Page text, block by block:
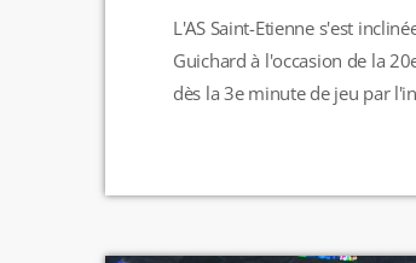
L'AS Saint-Etienne s'est
Guichard à l'occasion de la
dès la 3e minute de jeu par